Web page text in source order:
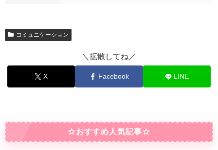
コミュニケーション
＼拡散してね／
X Facebook LINE
☆おすすめ人気記事☆